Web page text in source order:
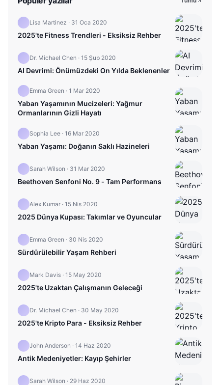
Lisa Martinez · 31 Oca 2020
2025'te Fitness Trendleri - Eksiksiz Rehber
Dr. Michael Chen · 15 Şub 2020
AI Devrimi: Önümüzdeki On Yılda Beklenenler
Emma Green · 1 Mar 2020
Yaban Yaşamının Mucizeleri: Yağmur
Ormanlarının Gizli Hayatı
Sophia Lee · 16 Mar 2020
Yaban Yaşamı: Doğanın Saklı Hazineleri
Sarah Wilson · 31 Mar 2020
Beethoven Senfoni No. 9 - Tam Performans
Alex Kumar · 15 Nis 2020
2025 Dünya Kupası: Takımlar ve Oyuncular
Emma Green · 30 Nis 2020
Sürdürülebilir Yaşam Rehberi
Mark Davis · 15 May 2020
2025'te Uzaktan Çalışmanın Geleceği
Dr. Michael Chen · 30 May 2020
2025'te Kripto Para - Eksiksiz Rehber
John Anderson · 14 Haz 2020
Antik Medeniyetler: Kayıp Şehirler
Sarah Wilson · 29 Haz 2020